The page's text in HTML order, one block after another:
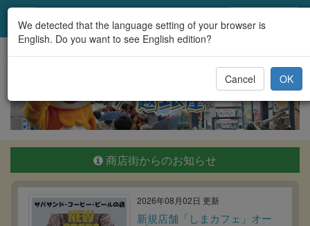
戸越銀座商店街
商店街からのお知らせ
2026年08月02日 更新
新規店舗「しまカフェ」オー
We detected that the language setting of your browser is
English. Do you want to see English edition?
Cancel OK